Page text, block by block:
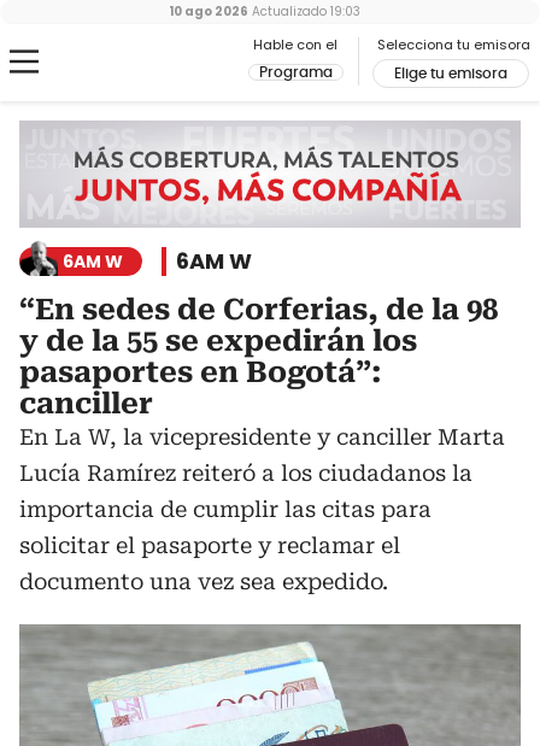
Hable con el
Programa
Selecciona tu emisora
Elige tu emisora
10 ago 2026 Actualizado 19:03
6AM W 6AM W
“En sedes de Corferias, de la 98
y de la 55 se expedirán los
pasaportes en Bogotá”:
canciller
En La W, la vicepresidente y canciller Marta
Lucía Ramírez reiteró a los ciudadanos la
importancia de cumplir las citas para
solicitar el pasaporte y reclamar el
documento una vez sea expedido.